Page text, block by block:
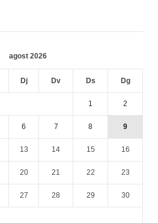
agost 2026
Dj Dv Ds Dg
1 2
6 7 8 9
13 14 15 16
20 21 22 23
27 28 29 30